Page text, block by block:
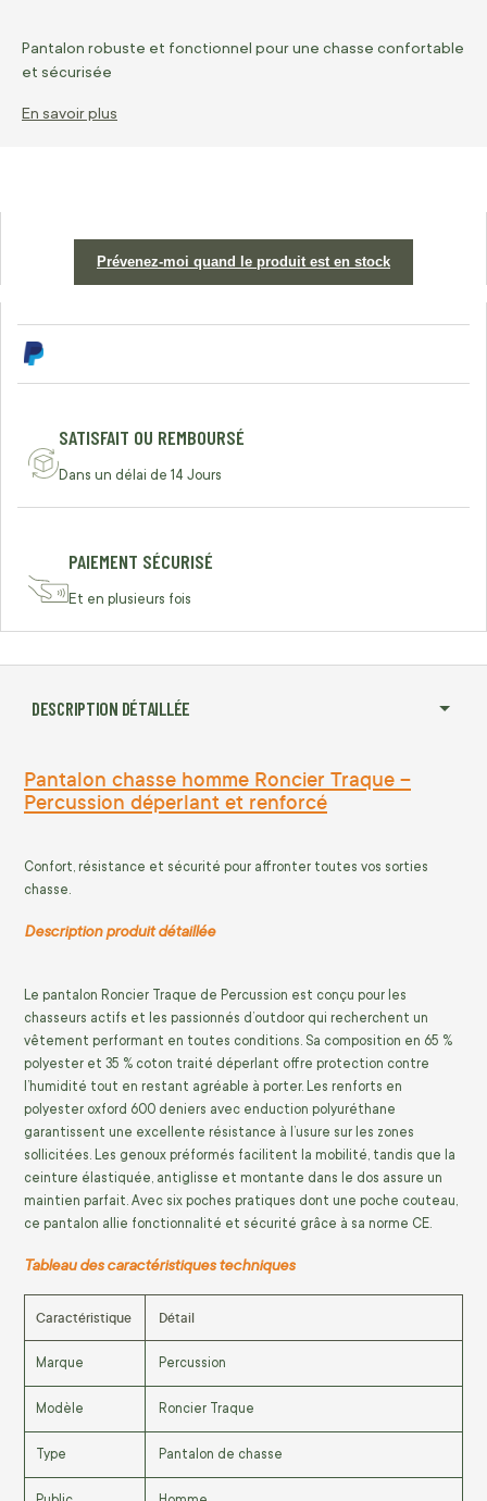
Pantalon robuste et fonctionnel pour une chasse confortable
et sécurisée
En savoir plus
Prévenez-moi quand le produit est en stock
SATISFAIT OU REMBOURSÉ
Dans un délai de 14 Jours
PAIEMENT SÉCURISÉ
Et en plusieurs fois
DESCRIPTION DÉTAILLÉE
Pantalon chasse homme Roncier Traque –
Percussion déperlant et renforcé
Confort, résistance et sécurité pour affronter toutes vos sorties
chasse.
Description produit détaillée
Le pantalon Roncier Traque de Percussion est conçu pour les
chasseurs actifs et les passionnés d’outdoor qui recherchent un
vêtement performant en toutes conditions. Sa composition en 65 %
polyester et 35 % coton traité déperlant offre protection contre
l’humidité tout en restant agréable à porter. Les renforts en
polyester oxford 600 deniers avec enduction polyuréthane
garantissent une excellente résistance à l’usure sur les zones
sollicitées. Les genoux préformés facilitent la mobilité, tandis que la
ceinture élastiquée, antiglisse et montante dans le dos assure un
maintien parfait. Avec six poches pratiques dont une poche couteau,
ce pantalon allie fonctionnalité et sécurité grâce à sa norme CE.
Tableau des caractéristiques techniques
Caractéristique Détail
Marque Percussion
Modèle Roncier Traque
Type Pantalon de chasse